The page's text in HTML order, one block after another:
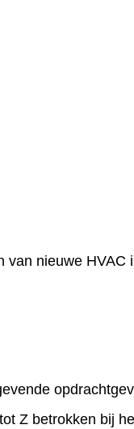
nieuwe
Z betrokken bij